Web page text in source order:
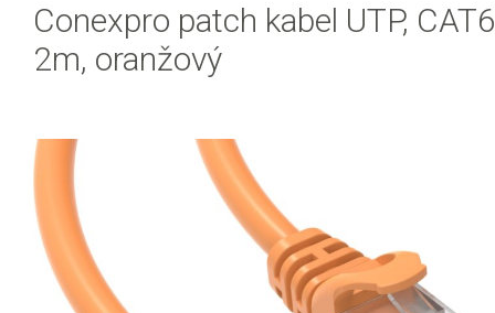
Conexpro patch kabel UTP,
2m, oranžový